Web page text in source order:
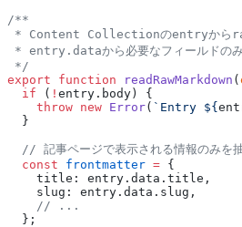
/**
* Content Collectionのentryから
* entry.dataから必要なフィールドの
*/
export function readRawMarkdown (
  if
( ! entry.body) {
    throw
new Error( `Entry ${
  }
// 記事ページで表示される情報のみを
  const
frontmatter = {
    title: entry.data.title,
    slug: entry.data.slug,
    // ...
  };